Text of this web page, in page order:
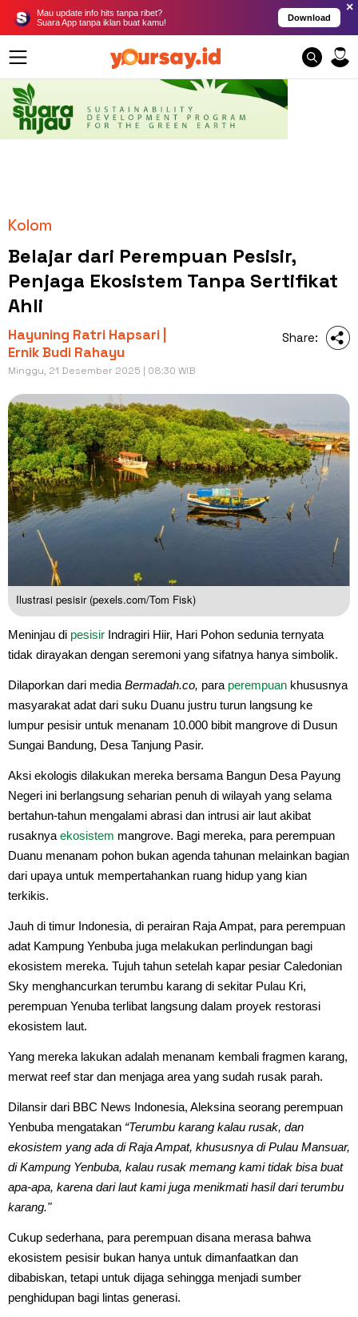
Mau update info hits tanpa ribet?
Suara App tanpa iklan buat kamu!
Download
×
Kolom
Belajar dari Perempuan Pesisir,
Penjaga Ekosistem Tanpa Sertifikat
Ahli
Hayuning Ratri Hapsari |
Ernik Budi Rahayu
Minggu, 21 Desember 2025 | 08:30 WIB
Share:
Ilustrasi pesisir (pexels.com/Tom Fisk)
Meninjau di pesisir Indragiri Hiir, Hari Pohon sedunia ternyata
tidak dirayakan dengan seremoni yang sifatnya hanya simbolik.
Dilaporkan dari media Bermadah.co, para perempuan khususnya
masyarakat adat dari suku Duanu justru turun langsung ke
lumpur pesisir untuk menanam 10.000 bibit mangrove di Dusun
Sungai Bandung, Desa Tanjung Pasir.
Aksi ekologis dilakukan mereka bersama Bangun Desa Payung
Negeri ini berlangsung seharian penuh di wilayah yang selama
bertahun-tahun mengalami abrasi dan intrusi air laut akibat
rusaknya ekosistem mangrove. Bagi mereka, para perempuan
Duanu menanam pohon bukan agenda tahunan melainkan bagian
dari upaya untuk mempertahankan ruang hidup yang kian
terkikis.
Jauh di timur Indonesia, di perairan Raja Ampat, para perempuan
adat Kampung Yenbuba juga melakukan perlindungan bagi
ekosistem mereka. Tujuh tahun setelah kapar pesiar Caledonian
Sky menghancurkan terumbu karang di sekitar Pulau Kri,
perempuan Yenuba terlibat langsung dalam proyek restorasi
ekosistem laut.
Yang mereka lakukan adalah menanam kembali fragmen karang,
merwat reef star dan menjaga area yang sudah rusak parah.
Dilansir dari BBC News Indonesia, Aleksina seorang perempuan
Yenbuba mengatakan “Terumbu karang kalau rusak, dan
ekosistem yang ada di Raja Ampat, khususnya di Pulau Mansuar,
di Kampung Yenbuba, kalau rusak memang kami tidak bisa buat
apa-apa, karena dari laut kami juga menikmati hasil dari terumbu
karang."
Cukup sederhana, para perempuan disana merasa bahwa
ekosistem pesisir bukan hanya untuk dimanfaatkan dan
dibabiskan, tetapi untuk dijaga sehingga menjadi sumber
penghidupan bagi lintas generasi.